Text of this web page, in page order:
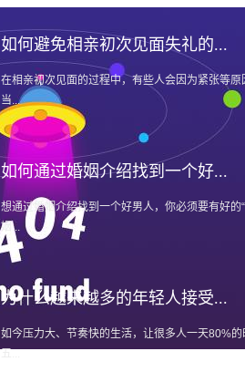
如何避免相亲初次见面失礼的...
在相亲初次见面的过程中，有些人会因为紧张等
当...
如何通过婚姻介绍找到一个好...
想通过婚姻介绍找到一个好男人，你必须要有好
姻...
为什么越来越多的年轻人接受...
如今压力大、节奏快的生活，让很多人一天80%